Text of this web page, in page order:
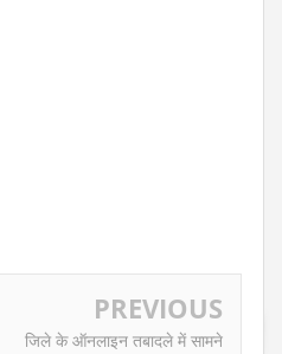
PREVIOUS
जिले के ऑनलाइन तबादले में सामने